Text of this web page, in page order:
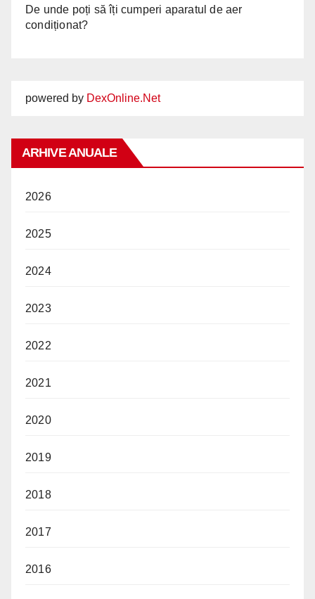
De unde poți să îți cumperi aparatul de aer
condiționat?
powered by DexOnline.Net
ARHIVE ANUALE
2026
2025
2024
2023
2022
2021
2020
2019
2018
2017
2016